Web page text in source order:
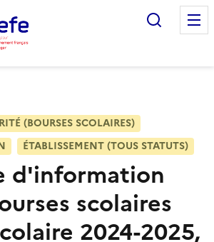
(BOURSES SCOLAIRES)
ÉTABLISSEMENT (TOUS STATUTS)
d'information
scolaires
2024-2025,